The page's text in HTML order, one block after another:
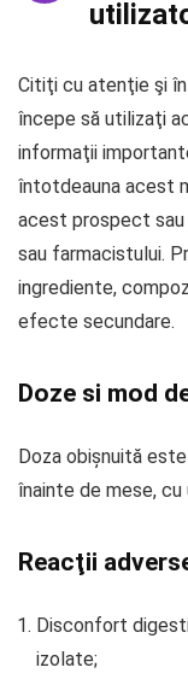
Citiţi cu atenţie şi
începe să utilizaţi
informaţii
întotdeauna acest
acest prospect sau
sau farmacistului.
ingrediente,
efecte secundare.
Doze si mod
Doza obișnuită
înainte de mese, cu
Reacţii
Disconfort
izolate;